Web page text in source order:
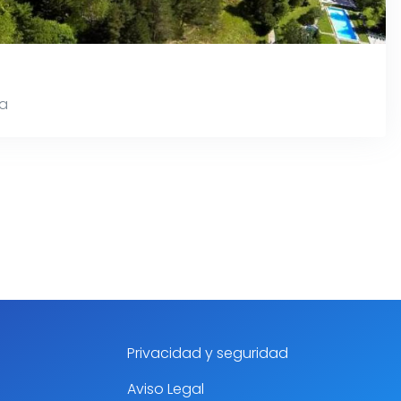
Privacidad y seguridad
Aviso Legal